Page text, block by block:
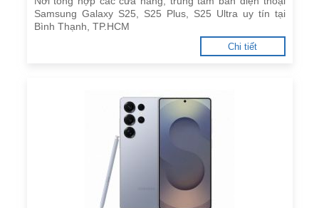
Samsung Galaxy S25, S25 Plus, S25 Ultra uy tín tại
Bình Thạnh, TP.HCM
Chi tiết